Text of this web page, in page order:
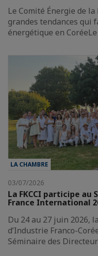
Le Comité Énergie de
grandes tendances qui
énergétique en
LA CHAMBRE
03/07/2026
La FKCCI participe au
France International
Du 24 au 27 juin 2026,
d’Industrie Franco-
Séminaire des